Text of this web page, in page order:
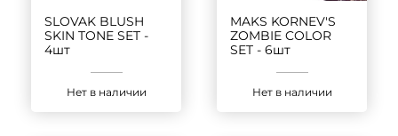
SLOVAK BLUSH
SKIN TONE SET -
4шт
Нет в наличии
MAKS KORNEV'S
ZOMBIE COLOR
SET - 6шт
Нет в наличии